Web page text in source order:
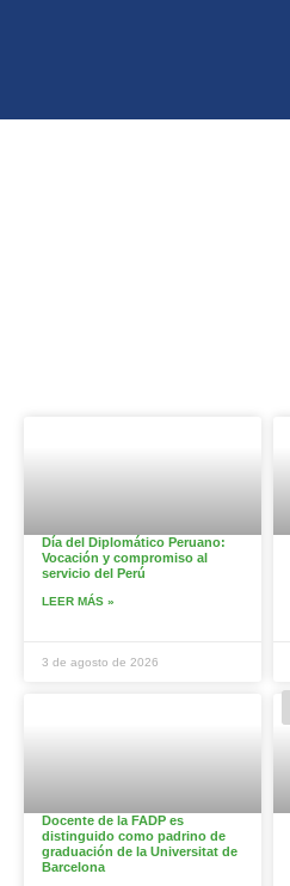
Día del Diplomático Peruano:
Vocación y compromiso al
servicio del Perú
LEER MÁS »
3 de agosto de 2026
Docente de la FADP es
distinguido como padrino de
graduación de la Universitat de
Barcelona